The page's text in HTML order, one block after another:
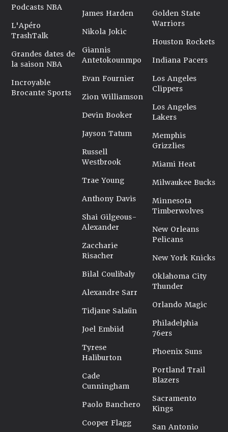
Podcasts NBA
L'Apéro
TrashTalk
Grandes dates de
la saison NBA
Incroyable
Brocante Sports
James Harden
Nikola Jokic
Giannis
Antetokounmpo
Evan Fournier
Zion Williamson
Devin Booker
Jayson Tatum
Russell
Westbrook
Trae Young
Anthony Davis
Shai Gilgeous-
Alexander
Zaccharie
Risacher
Bilal Coulibaly
Alexandre Sarr
Tidjane Salaün
Joel Embiid
Tyrese
Haliburton
Cade
Cunningham
Paolo Banchero
Cooper Flagg
Golden State
Warriors
Houston Rockets
Indiana Pacers
Los Angeles
Clippers
Los Angeles
Lakers
Memphis
Grizzlies
Miami Heat
Milwaukee Bucks
Minnesota
Timberwolves
New Orleans
Pelicans
New York Knicks
Oklahoma City
Thunder
Orlando Magic
Philadelphia
76ers
Phoenix Suns
Portland Trail
Blazers
Sacramento
Kings
San Antonio